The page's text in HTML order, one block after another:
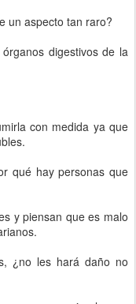
un aspecto tan raro?
digestivos de la
con medida ya que
qué hay personas que
y piensan que es malo
¿no les hará daño no